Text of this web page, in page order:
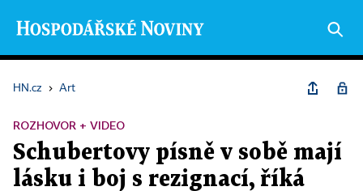
HN.cz › Art
ROZHOVOR + VIDEO
Schubertovy písně v sobě mají
lásku i boj s rezignací, říká